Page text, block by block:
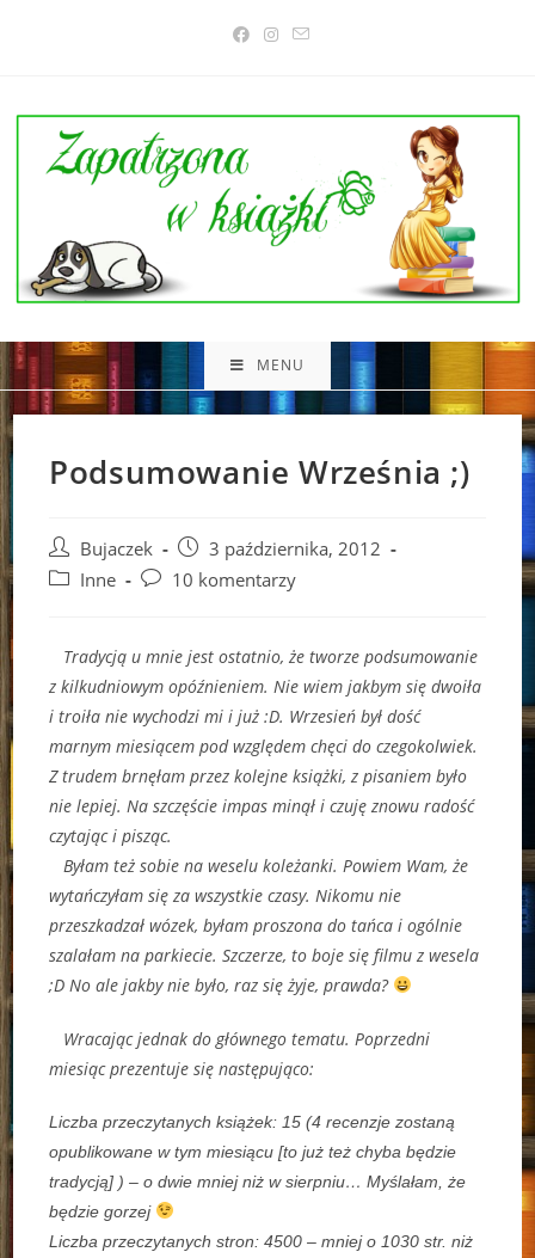
MENU
Podsumowanie Września ;)
Post
author:
Bujaczek
Post
published:
3 października, 2012
PostInne
Post10 komentarzy
Tradycją u mnie jest ostatnio, że tworze podsumowanie
z kilkudniowym opóźnieniem. Nie wiem jakbym się dwoiła
i troiła nie wychodzi mi i już :D. Wrzesień był dość
marnym miesiącem pod względem chęci do czegokolwiek.
Z trudem brnęłam przez kolejne książki, z pisaniem było
nie lepiej. Na szczęście impas minął i czuję znowu radość
czytając i pisząc.
Byłam też sobie na weselu koleżanki. Powiem Wam, że
wytańczyłam się za wszystkie czasy. Nikomu nie
przeszkadzał wózek, byłam proszona do tańca i ogólnie
szalałam na parkiecie. Szczerze, to boje się filmu z wesela
;D No ale jakby nie było, raz się żyje, prawda?
Wracając jednak do głównego tematu. Poprzedni
miesiąc prezentuje się następująco:
Liczba przeczytanych książek: 15 (4 recenzje zostaną
opublikowane w tym miesiącu [to już też chyba będzie
tradycją] ) – o dwie mniej niż w sierpniu… Myślałam, że
będzie gorzej
Liczba przeczytanych stron: 4500 – mniej o 1030 str. niż